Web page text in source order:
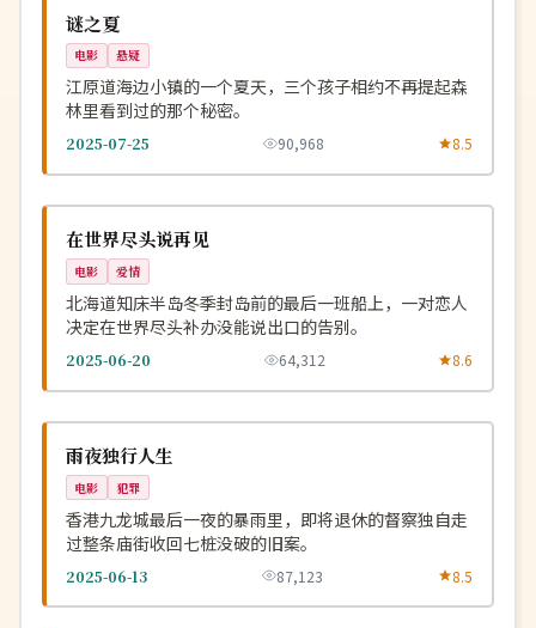
韩国
谜之夏
电影 悬疑
江原道海边小镇的一个夏天，三个孩子相约不再提起森
林里看到过的那个秘密。
2025-07-25 90,968 8.5
日本
在世界尽头说再见
电影 爱情
北海道知床半岛冬季封岛前的最后一班船上，一对恋人
决定在世界尽头补办没能说出口的告别。
2025-06-20 64,312 8.6
中国
雨夜独行人生
电影 犯罪
香港九龙城最后一夜的暴雨里，即将退休的督察独自走
过整条庙街收回七桩没破的旧案。
2025-06-13 87,123 8.5